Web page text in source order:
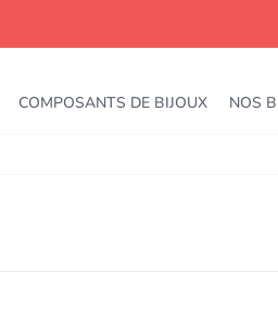
COMPOSANTS DE BIJOUX NOS